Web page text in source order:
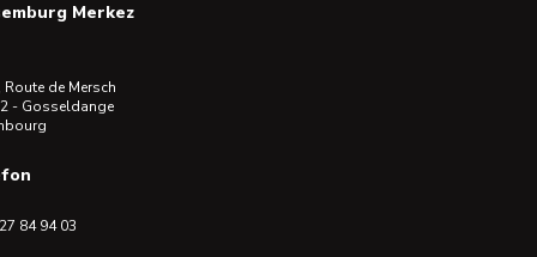
Merkez
Route de Mersch
- Gosseldange
84 94 03